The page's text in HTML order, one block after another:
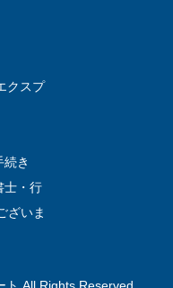
クスプ
き
士・行
ざいま